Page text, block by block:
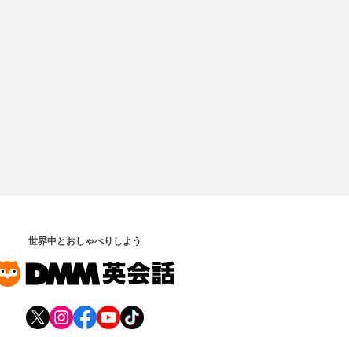
世界中とおしゃべりしよう